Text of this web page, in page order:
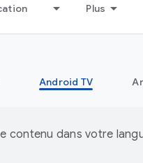
Plus
Android TV
contenu dans votre